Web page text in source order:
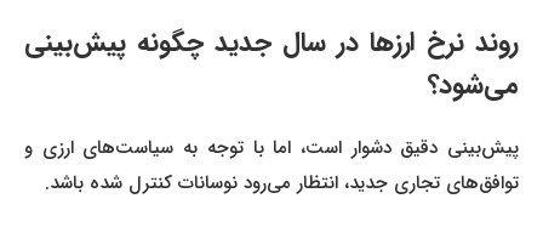
روند نرخ ارزها در سال جدید چگونه پیش‌بینی
می‌شود؟
پیش‌بینی دقیق دشوار است، اما با توجه به سیاست‌های ارزی و
توافق‌های تجاری جدید، انتظار می‌رود نوسانات کنترل شده باشد.